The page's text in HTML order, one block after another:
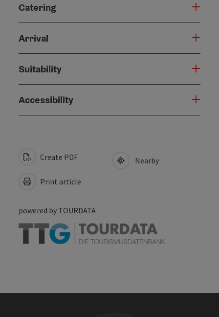
Catering
Arrival
Suitability
Accessibility
Create PDF
Print article
Nearby
powered by TOURDATA